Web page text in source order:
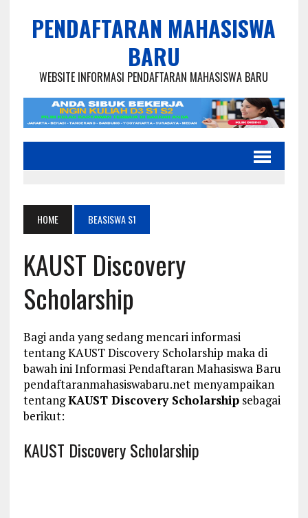
PENDAFTARAN MAHASISWA
BARU
WEBSITE INFORMASI PENDAFTARAN MAHASISWA BARU
HOME BEASISWA S1
KAUST Discovery
Scholarship
Bagi anda yang sedang mencari informasi
tentang KAUST Discovery Scholarship maka di
bawah ini Informasi Pendaftaran Mahasiswa Baru
pendaftaranmahasiswabaru.net menyampaikan
tentangKAUST Discovery Scholarshipsebagai
berikut:
KAUST Discovery Scholarship